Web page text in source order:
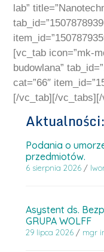
lab”
[vc_tab icon=”mk-
budowlana”
cat=”66″
[/vc_tab][/
Aktualności:
Podania o
przedmiotów.
6 sierpnia 2026 /
Asystent ds.
GRUPA WOLFF
29 lipca 2026 / mgr